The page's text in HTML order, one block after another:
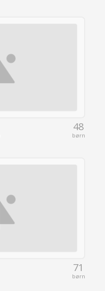
48
børn
71
børn